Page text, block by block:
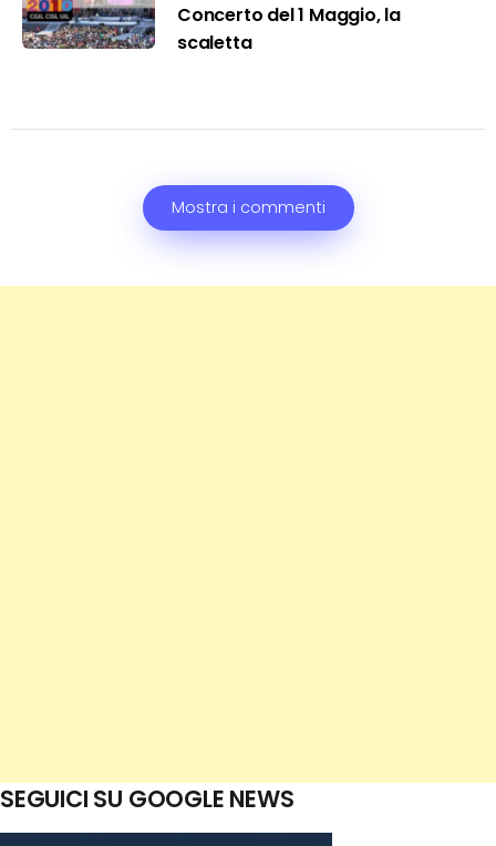
Concerto del 1 Maggio, la
scaletta
Mostra i commenti
SEGUICI SU GOOGLE NEWS